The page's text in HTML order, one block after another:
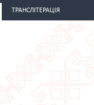
ТРАНСЛІТЕРАЦІЯ